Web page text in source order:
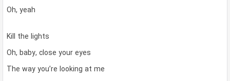
Oh, yeah
Kill the lights
Oh, baby, close your eyes
The way you’re looking at me